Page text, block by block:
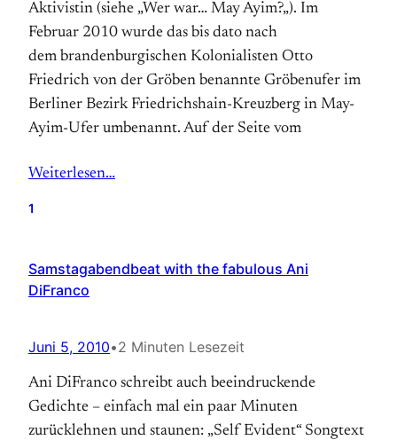
Aktivistin (siehe „Wer war… May Ayim?„). Im
Februar 2010 wurde das bis dato nach
dem branden­bur­gischen Kolonialisten Otto
Friedrich von der Gröben be­­nannte Gröbe­n­ufer im
Ber­liner Be­zirk Friedrichshain-Kreuzberg in May-
Ayim-Ufer umbenannt. Auf der Seite vom
Weiterlesen…
1
Samstagabendbeat with the fabulous Ani
DiFranco
Juni 5, 2010•2 Minuten Lesezeit
Ani DiFranco schreibt auch beeindruckende
Gedichte – einfach mal ein paar Minuten
zurücklehnen und staunen: „Self Evident“ Songtext